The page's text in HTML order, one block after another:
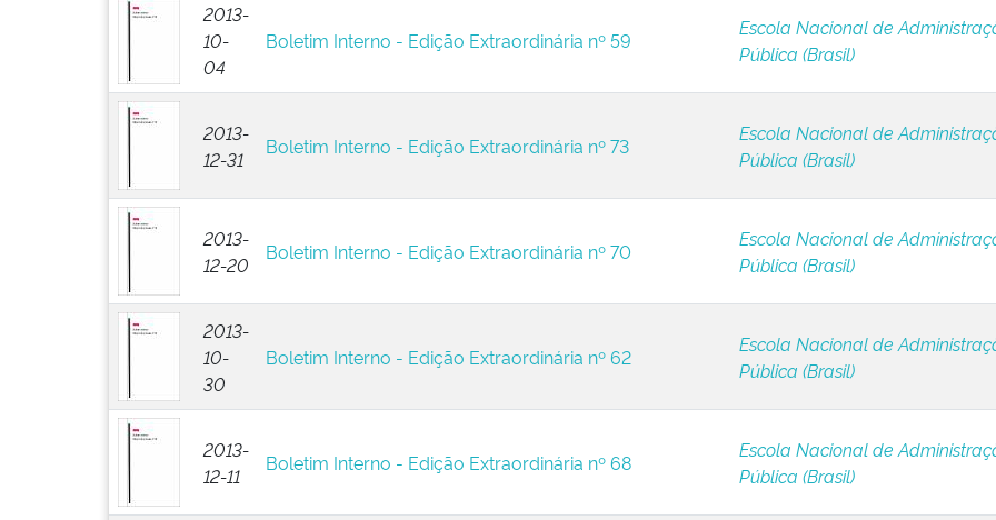
2013-
10-
04
Boletim Interno - Edição Extraordinária nº 59
Escola Nacional de
Pública (Brasil)
2013-
12-31
Boletim Interno - Edição Extraordinária nº 73
Escola Nacional de
Pública (Brasil)
2013-
12-20
Boletim Interno - Edição Extraordinária nº 70
Escola Nacional de
Pública (Brasil)
2013-
10-
30
Boletim Interno - Edição Extraordinária nº 62
Escola Nacional de
Pública (Brasil)
2013-
12-11
Boletim Interno - Edição Extraordinária nº 68
Escola Nacional de
Pública (Brasil)